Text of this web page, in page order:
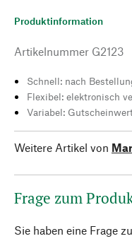
Produktinformation
Artikelnummer G2123
Schnell: nach
Flexibel: elektronisch
Variabel:
Weitere Artikel von
Frage zum
Sie haben eine Frage